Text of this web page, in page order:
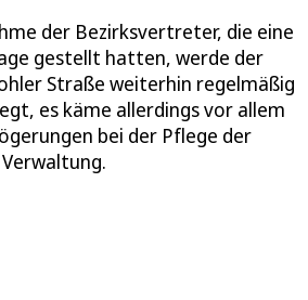
der Bezirksvertreter, die eine
gestellt hatten, werde der
Straße weiterhin regelmäßig
es käme allerdings vor allem
bei der Pflege der